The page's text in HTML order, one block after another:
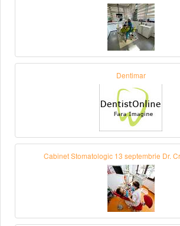
Dentimar
Cabinet Stomatologic 13 septembrie Dr.